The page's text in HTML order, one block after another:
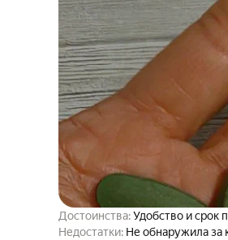
Достоинства:Удобство и срок
Недостатки: Не обнаружила за